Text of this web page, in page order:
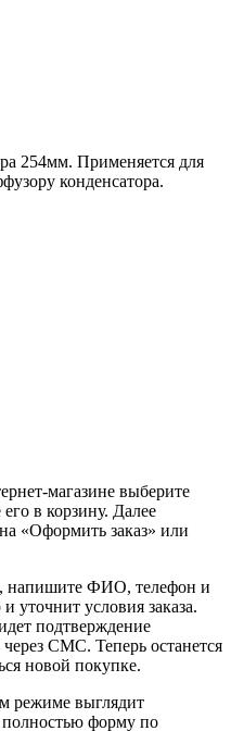
254мм. Применяется для
конденсатора.
магазине выберите
в корзину. Далее
«Оформить заказ» или
напишите ФИО, телефон и
уточнит условия заказа.
подтверждение
СМС. Теперь останется
новой покупке.
режиме выглядит
форму по